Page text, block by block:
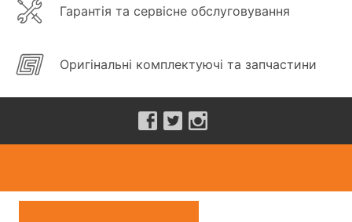
Гарантія та сервісне обслуговування
Оригінальні комплектуючі та запчастини